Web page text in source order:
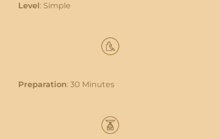
Level: Simple
Preparation: 30 Minutes